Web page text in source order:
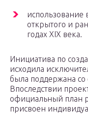
использование
открытого и
годах XIX века.
Инициатива по
исходила
была поддержана
Впоследствии
официальный план
присвоен